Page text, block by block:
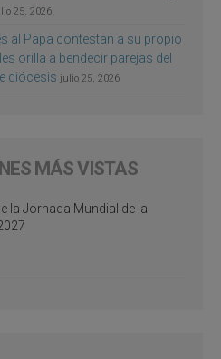
25, 2026
al Papa contestan a su propio
orilla a bendecir parejas del
diócesis julio 25, 2026
MÁS VISTAS
la Jornada Mundial de la